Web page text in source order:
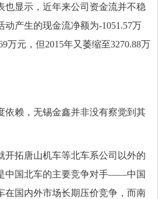
显示，近年来公司资金流并不稳
动产生的现金流净额为-1051.57万
万元，但2015年又萎缩至3270.88万
赖，无锡金鑫并非没有察觉到其
拓唐山机车等北车系公司以外的
中国北车的主要竞争对手——中国
在国内外市场长期压价竞争，而南